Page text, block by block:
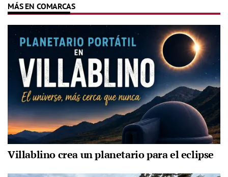
MÁS EN COMARCAS
Villablino crea un planetario para el eclipse